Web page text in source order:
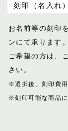
刻印（名入れ
お名前等の刻印
ンにて承ります。
ご希望の方は、
さい。
※選択後、刻印費
※刻印可能な商品